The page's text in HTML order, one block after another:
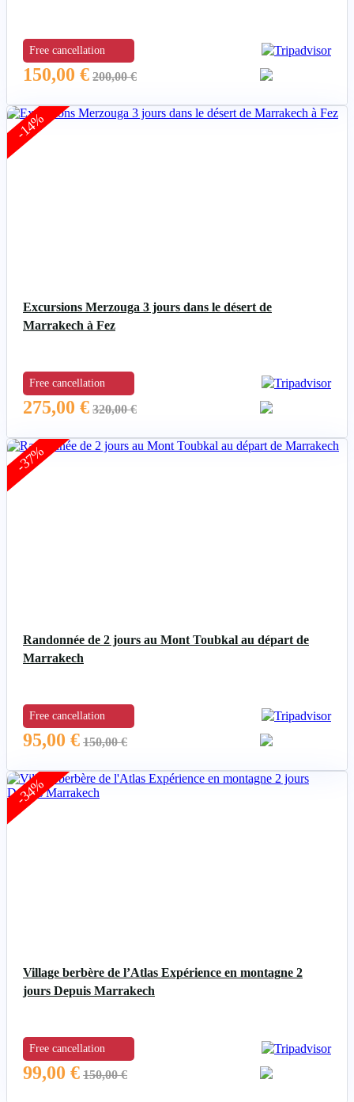
Free cancellation
150,00 € 200,00€
-14%
Excursions Merzouga 3 jours dans le désert de
Marrakech à Fez
Free cancellation
275,00 € 320,00€
-37%
Randonnée de 2 jours au Mont Toubkal au départ de
Marrakech
Free cancellation
95,00 € 150,00€
-34%
Village berbère de l’Atlas Expérience en montagne 2
jours Depuis Marrakech
Free cancellation
99,00 € 150,00€